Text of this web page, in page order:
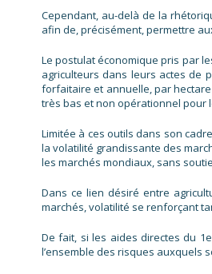
Cependant, au-delà de la
afin de, précisément, permettre
Le postulat économique pris par
agriculteurs dans leurs actes de
forfaitaire et annuelle, par
très bas et non opérationnel pour
Limitée à ces outils dans son
la volatilité grandissante des
les marchés mondiaux, sans
Dans ce lien désiré entre
marchés, volatilité se renforçant
De fait, si les aides directes du
l’ensemble des risques auxquels